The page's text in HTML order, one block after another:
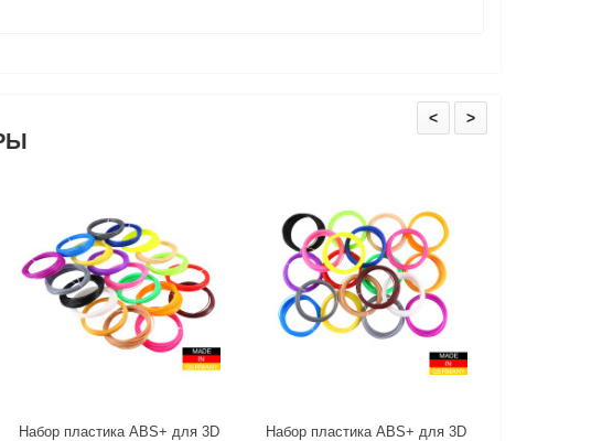
Набор пластика ABS+ для 3D
Набор пластика ABS+ для 3D
< >